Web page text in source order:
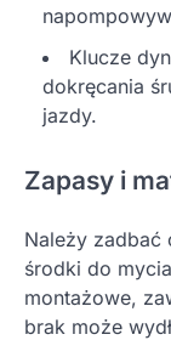
Klucze
dokręcania
jazdy.
Zapasy i
Należy zadbać
środki do
montażowe,
brak może